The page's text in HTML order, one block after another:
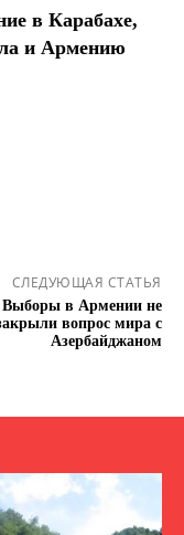
в Карабахе,
и Армению
СЛЕДУЮЩАЯ СТАТЬЯ
Выборы в Армении не
вопрос мира с
Азербайджаном